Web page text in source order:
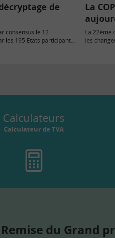
de
consensus le 12
les 195 États participants
La
La 22ème
les
Calculateurs
Calculateur de TVA
Remise du Grand